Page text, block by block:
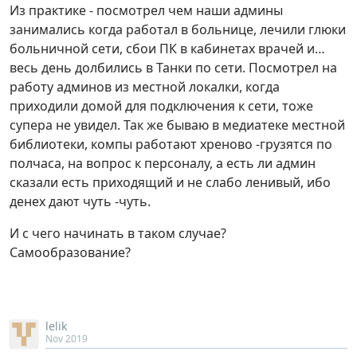
Из практике - посмотрел чем наши админы
занимались когда работал в больнице, лечили глюки
больничной сети, сбои ПК в кабинетах врачей и…
весь день долбились в Танки по сети. Посмотрел на
работу админов из местной локалки, когда
приходили домой для подключения к сети, тоже
супера не увидел. Так же бываю в медиатеке местной
библиотеки, компы работают хреново -грузятся по
полчаса, на вопрос к персоналу, а есть ли админ
сказали есть приходящий и не слабо ленивый, ибо
денех дают чуть -чуть.
И с чего начинать в таком случае?
Самообразование?
lelik
Nov 2019